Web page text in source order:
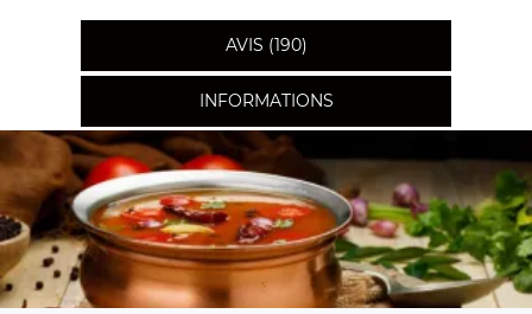
AVIS (190)
INFORMATIONS